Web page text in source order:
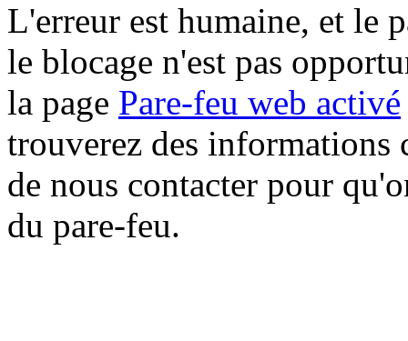
L'erreur est humaine, et le
le blocage n'est pas
la page Pare-feu web activé
trouverez des informations
de nous contacter pour
du pare-feu.